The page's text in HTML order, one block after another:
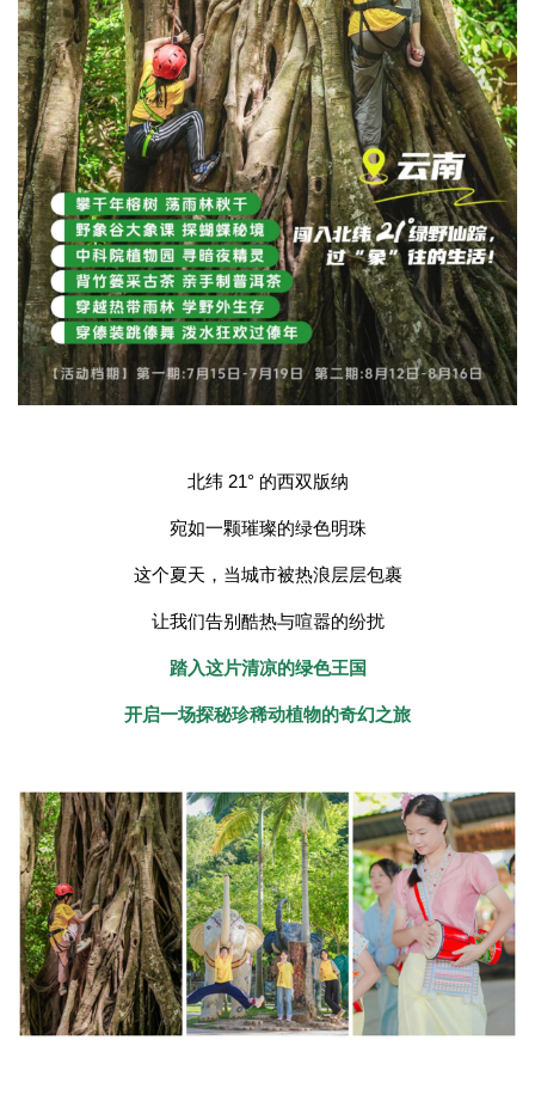
北纬 21° 的西双版纳
宛如一颗璀璨的绿色明珠
这个夏天，当城市被热浪层层包裹
让我们告别酷热与喧嚣的纷扰
踏入这片清凉的绿色王国
开启一场探秘珍稀动植物的奇幻之旅